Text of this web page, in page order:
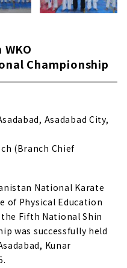
Championship
Asadabad City,
(Branch Chief
National Karate
of Physical Education
Fifth National Shin
was successfully held
Kunar